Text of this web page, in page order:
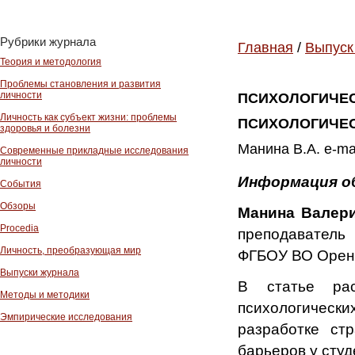
Рубрики журнала
Теория и методология
Проблемы становления и развития
личности
Личность как субъект жизни: проблемы
здоровья и болезни
Современные прикладные исследования
личности
События
Обзоры
Procedia
Личность, преобразующая мир
Выпуски журнала
Методы и методики
Эмпирические исследования
Главная /
Манина В.А. e-
Информация
Манина
ФГБОУ ВО
В статье
разработке
барьеров у